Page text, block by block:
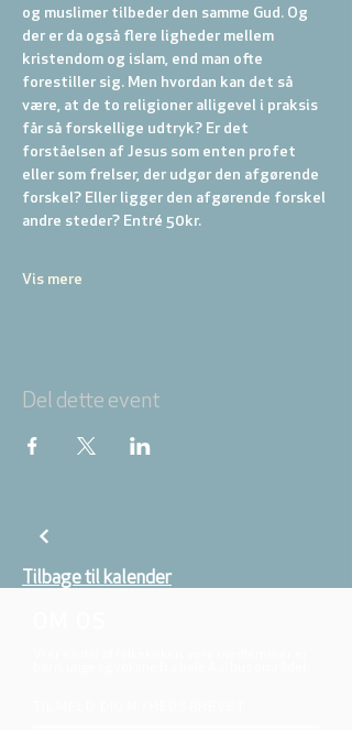
og muslimer tilbeder den samme Gud. Og
der er da også flere ligheder mellem
kristendom og islam, end man ofte
forestiller sig. Men hvordan kan det så
være, at de to religioner alligevel i praksis
får så forskellige udtryk? Er det
forståelsen af Jesus som enten profet
eller som frelser, der udgør den afgørende
forskel? Eller ligger den afgørende forskel
andre steder? Entré 50kr.
Vis mere
Del dette event
Tilbage til kalender